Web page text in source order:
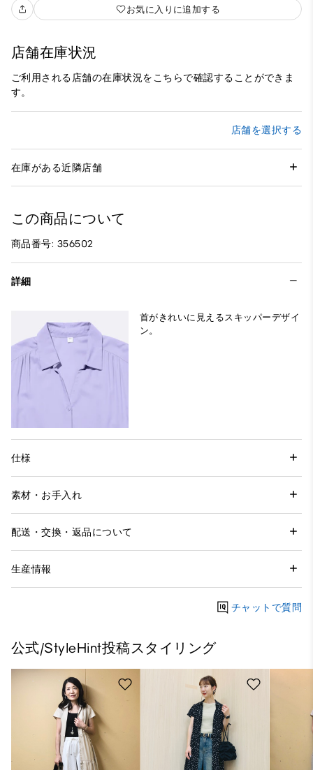
お気に入りに追加する
店舗在庫状況
ご利用される店舗の在庫状況をこちらで確認することができま
す。
店舗を選択する
在庫がある近隣店舗
この商品について
商品番号: 356502
詳細
首がきれいに見えるスキッパーデザイ
ン。
仕様
素材・お手入れ
配送・交換・返品について
生産情報
チャットで質問
公式/StyleHint投稿スタイリング